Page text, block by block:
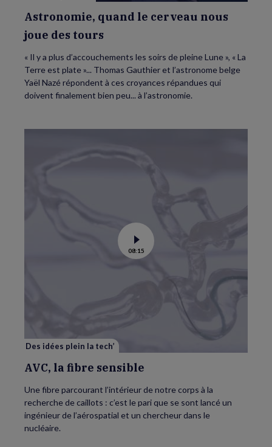
Astronomie, quand le cerveau nous
joue des tours
« Il y a plus d’accouchements les soirs de pleine Lune », « La
Terre est plate »... Thomas Gauthier et l’astronome belge
Yaël Nazé répondent à ces croyances répandues qui
doivent finalement bien peu... à l’astronomie.
Voir
la
vidéo
08:15
Des idées plein la tech’
AVC, la fibre sensible
Une fibre parcourant l’intérieur de notre corps à la
recherche de caillots : c’est le pari que se sont lancé un
ingénieur de l’aérospatial et un chercheur dans le
nucléaire.